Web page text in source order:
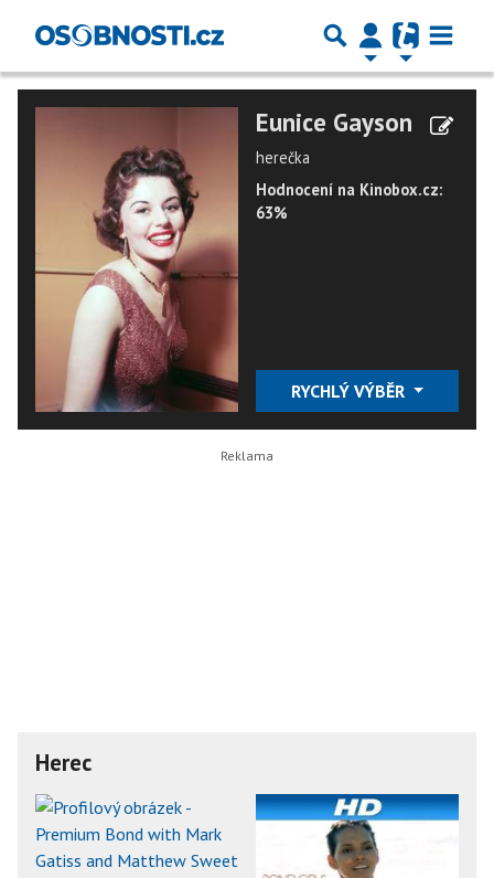
Eunice Gayson
herečka
Hodnocení na Kinobox.cz:
63%
RYCHLÝ VÝBĚR
Herec